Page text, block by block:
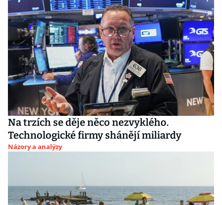
Na trzích se děje něco nezvyklého.
Technologické firmy shánějí miliardy
Názory a analýzy